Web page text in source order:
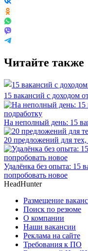
Читайте также
15 вакансий с доходом
На неполный день: 15
20 предложений для
Удалёнка без опыта: 15
попробовать новое
HeadHunter
Размещение
Поиск по резюме
О компании
Наши вакансии
Реклама на сайте
Требования к ПО